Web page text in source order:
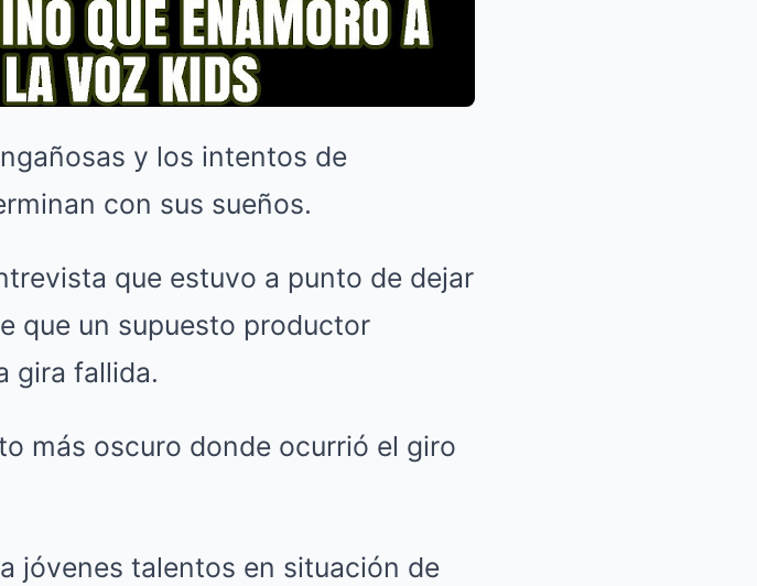
y los intentos de
con sus sueños.
que estuvo a punto de dejar
que un supuesto productor
gira fallida.
más oscuro donde ocurrió el giro
jóvenes talentos en situación de